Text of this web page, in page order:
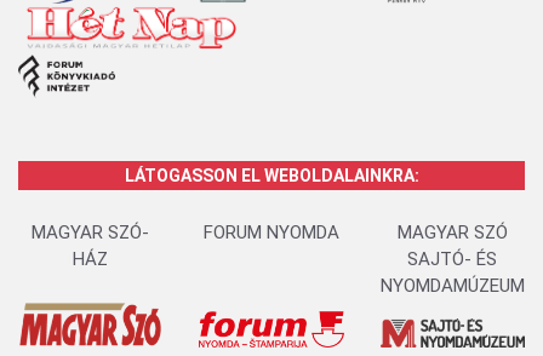
LÁTOGASSON EL WEBOLDALAINKRA:
MAGYAR SZÓ-
HÁZ
FORUM NYOMDA
MAGYAR SZÓ
SAJTÓ- ÉS
NYOMDAMÚZEUM